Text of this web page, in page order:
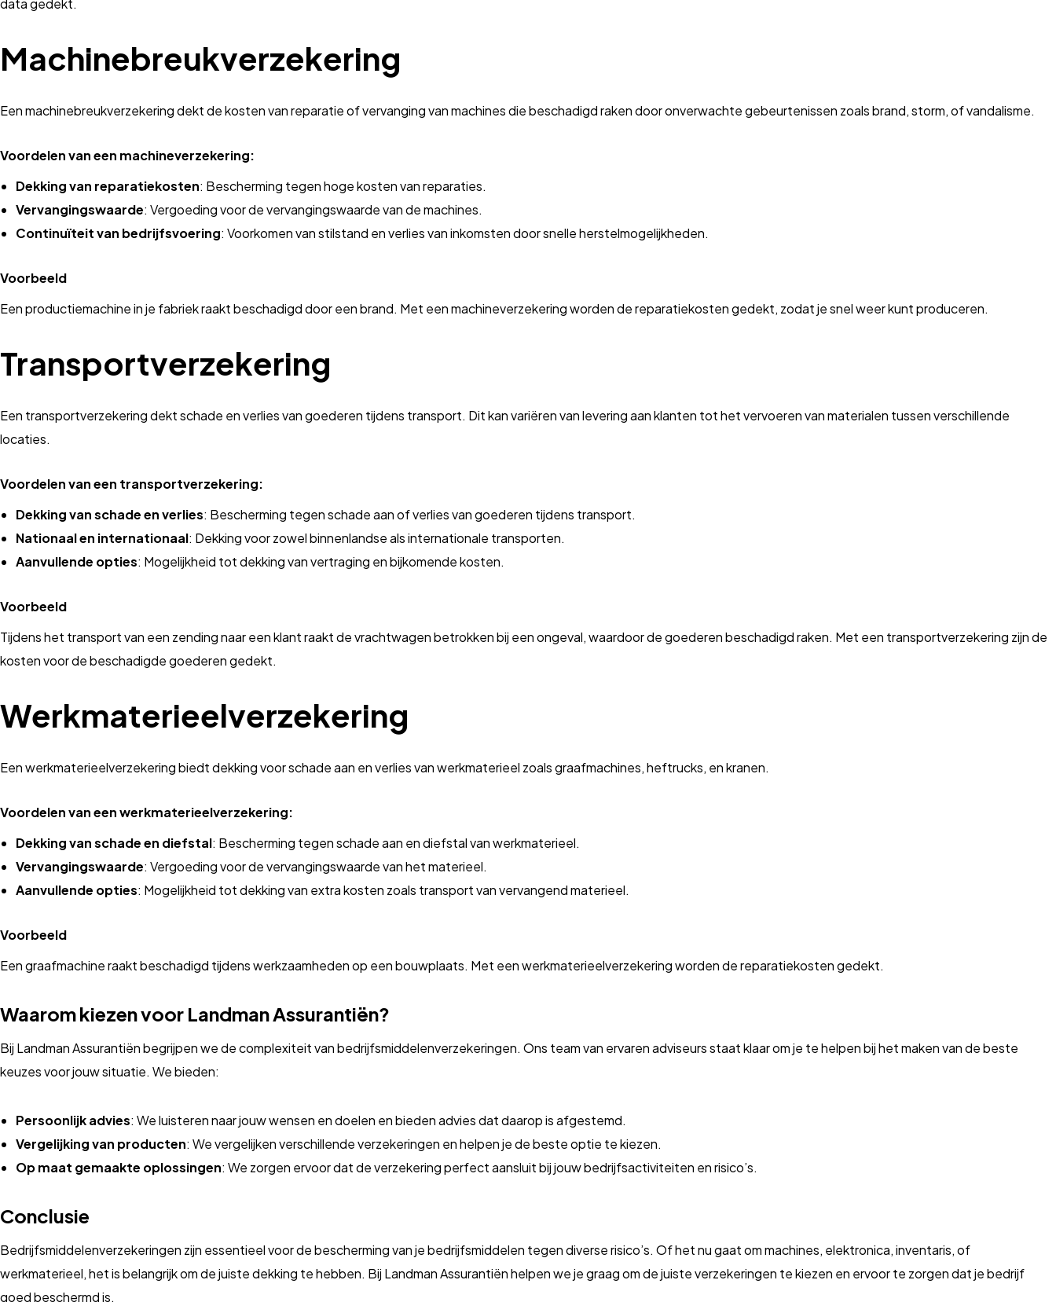
data gedekt.
Machinebreukverzekering
Een machinebreukverzekering dekt de kosten van reparatie of vervanging van machines die beschadigd raken door onverwachte gebeurtenissen zoals brand, storm, of vandalisme.
Voordelen van een machineverzekering:
Dekking van reparatiekosten: Bescherming tegen hoge kosten van reparaties.
Vervangingswaarde: Vergoeding voor de vervangingswaarde van de machines.
Continuïteit van bedrijfsvoering: Voorkomen van stilstand en verlies van inkomsten door snelle herstelmogelijkheden.
Voorbeeld
Een productiemachine in je fabriek raakt beschadigd door een brand. Met een machineverzekering worden de reparatiekosten gedekt, zodat je snel weer kunt produceren.
Transportverzekering
Een transportverzekering dekt schade en verlies van goederen tijdens transport. Dit kan variëren van levering aan klanten tot het vervoeren van materialen tussen verschillende
locaties.
Voordelen van een transportverzekering:
Dekking van schade en verlies: Bescherming tegen schade aan of verlies van goederen tijdens transport.
Nationaal en internationaal: Dekking voor zowel binnenlandse als internationale transporten.
Aanvullende opties: Mogelijkheid tot dekking van vertraging en bijkomende kosten.
Voorbeeld
Tijdens het transport van een zending naar een klant raakt de vrachtwagen betrokken bij een ongeval, waardoor de goederen beschadigd raken. Met een transportverzekering zijn de
kosten voor de beschadigde goederen gedekt.
Werkmaterieelverzekering
Een werkmaterieelverzekering biedt dekking voor schade aan en verlies van werkmaterieel zoals graafmachines, heftrucks, en kranen.
Voordelen van een werkmaterieelverzekering:
Dekking van schade en diefstal: Bescherming tegen schade aan en diefstal van werkmaterieel.
Vervangingswaarde: Vergoeding voor de vervangingswaarde van het materieel.
Aanvullende opties: Mogelijkheid tot dekking van extra kosten zoals transport van vervangend materieel.
Voorbeeld
Een graafmachine raakt beschadigd tijdens werkzaamheden op een bouwplaats. Met een werkmaterieelverzekering worden de reparatiekosten gedekt.
Waarom kiezen voor Landman Assurantiën?
Bij Landman Assurantiën begrijpen we de complexiteit van bedrijfsmiddelenverzekeringen. Ons team van ervaren adviseurs staat klaar om je te helpen bij het maken van de beste
keuzes voor jouw situatie. We bieden:
Persoonlijk advies: We luisteren naar jouw wensen en doelen en bieden advies dat daarop is afgestemd.
Vergelijking van producten: We vergelijken verschillende verzekeringen en helpen je de beste optie te kiezen.
Op maat gemaakte oplossingen: We zorgen ervoor dat de verzekering perfect aansluit bij jouw bedrijfsactiviteiten en risico’s.
Conclusie
Bedrijfsmiddelenverzekeringen zijn essentieel voor de bescherming van je bedrijfsmiddelen tegen diverse risico’s. Of het nu gaat om machines, elektronica, inventaris, of
werkmaterieel, het is belangrijk om de juiste dekking te hebben. Bij Landman Assurantiën helpen we je graag om de juiste verzekeringen te kiezen en ervoor te zorgen dat je bedrijf
goed beschermd is.